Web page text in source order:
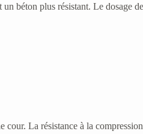
béton plus résistant. Le dosage
cour. La résistance à la